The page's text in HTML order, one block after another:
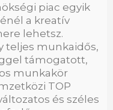
piac egyik
a kreatív
lehetsz.
teljes munkaidős,
támogatott,
munkakör
TOP
és széles